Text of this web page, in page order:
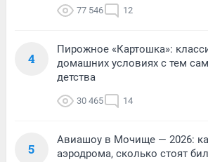
77 546 12
4
Пирожное «Картошка»:
домашних условиях с тем
детства
30 465 14
5
Авиашоу в Мочище — 2026:
аэродрома, сколько стоят